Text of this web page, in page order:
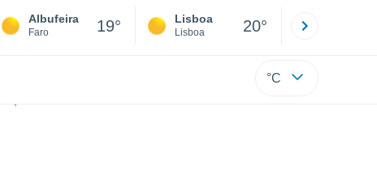
Albufeira
Faro 19° Lisboa
Lisboa 20°
°C